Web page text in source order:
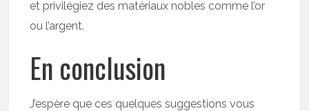
et privilégiez des matériaux nobles comme l’or
ou l’argent.
En conclusion
J’espère que ces quelques suggestions vous